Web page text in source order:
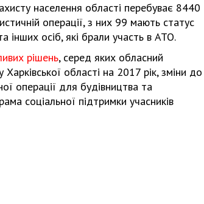
населення області перебуває 8440
операції, з них 99 мають статус
інших осіб, які брали участь в АТО.
рішень, серед яких обласний
області на 2017 рік, зміни до
операції для будівництва та
соціальної підтримки учасників